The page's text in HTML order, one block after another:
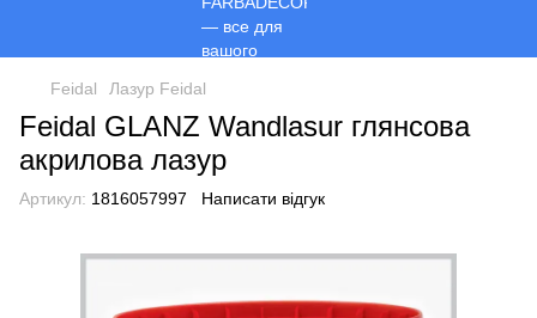
Feidal Лазур Feidal
Feidal GLANZ Wandlasur глянсова
акрилова лазур
Артикул: 1816057997 Написати відгук